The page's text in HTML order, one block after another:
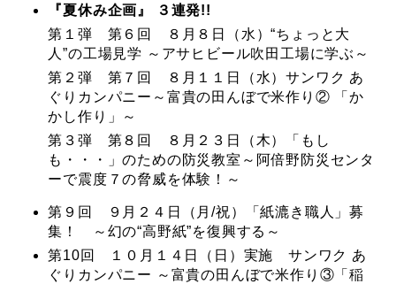
『夏休み企画』 ３連発!!
第１弾 第６回 ８月８日（水）“ちょっと大
人”の工場見学 ～アサヒビール吹田工場に学ぶ～
第２弾 第７回 ８月１１日（水）サンワク あ
ぐりカンパニー～富貴の田んぼで米作り② 「か
かし作り」～
第３弾 第８回 ８月２３日（木）「もし
も・・・」のための防災教室～阿倍野防災センタ
ーで震度７の脅威を体験！～
第９回 ９月２４日（月/祝）「紙漉き職人」募
集！ ～幻の“高野紙”を復興する～
第10回 １０月１４日（日）実施 サンワク あ
ぐりカンパニー ～富貴の田んぼで米作り③「稲